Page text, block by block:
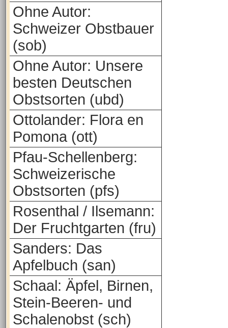
Ohne Autor:
Schweizer Obstbauer
(sob)
Ohne Autor: Unsere
besten Deutschen
Obstsorten (ubd)
Ottolander: Flora en
Pomona (ott)
Pfau-Schellenberg:
Schweizerische
Obstsorten (pfs)
Rosenthal / Ilsemann:
Der Fruchtgarten (fru)
Sanders: Das
Apfelbuch (san)
Schaal: Äpfel, Birnen,
Stein-Beeren- und
Schalenobst (sch)